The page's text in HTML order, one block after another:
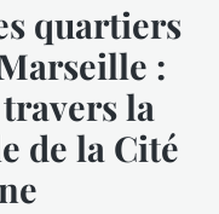
quartiers
:
la
de la Cité